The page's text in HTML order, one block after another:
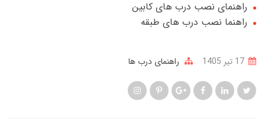
راهنمای نصب درب های کابین
راهنما نصب درب های طبقه
راهنمای درب ها